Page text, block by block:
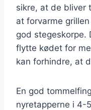
sikre, at de bliver
at forvarme
god stegeskorpe.
flytte kødet for
kan forhindre, at
En god
nyretapperne i 4-